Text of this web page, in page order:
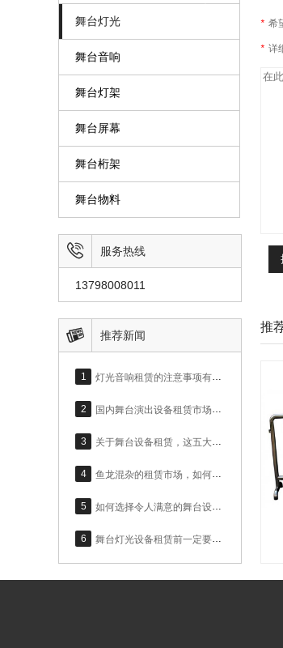
舞台灯光
舞台音响
舞台灯架
舞台屏幕
舞台桁架
舞台物料
 服务热线
13798008011
 推荐新闻
1 灯光音响租赁的注意事项有哪些？
2 国内舞台演出设备租赁市场，呈现大好趋势
3 关于舞台设备租赁，这五大设备问题你必须上心！
4 鱼龙混杂的租赁市场，如何选择合适的灯光音响设备？
5 如何选择令人满意的舞台设备租赁公司？
6 舞台灯光设备租赁前一定要了解的基础知识
* 希
* 详
推